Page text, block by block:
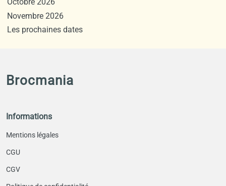
Octobre 2026
Novembre 2026
Les prochaines dates
Brocmania
Informations
Mentions légales
CGU
CGV